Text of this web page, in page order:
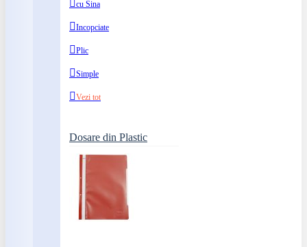
cu Sina
Incopciate
Plic
Simple
Vezi tot
Dosare din Plastic